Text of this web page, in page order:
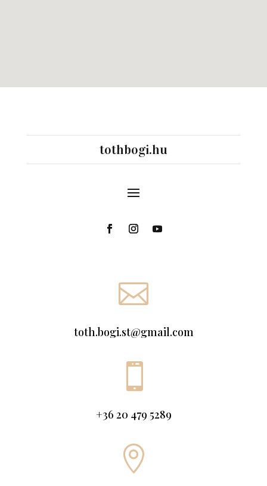
tothbogi.hu

toth.bogi.st@gmail.com

+36 20 479 5289
